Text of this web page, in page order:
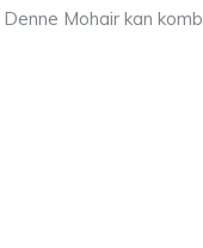
Mohair kan